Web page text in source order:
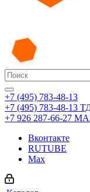
+7 (495) 783-48-13
+7 (495) 783-48-13
+7 926 287-66-27
Вконтакте
RUTUBE
Max